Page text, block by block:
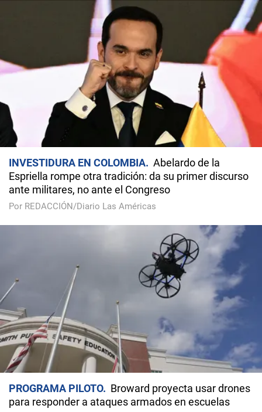
INVESTIDURA EN COLOMBIA
Abelardo de la
Espriella rompe otra tradición: da su primer discurso
ante militares, no ante el Congreso
Por REDACCIÓN/Diario Las Américas
PROGRAMA PILOTO
Broward proyecta usar drones
para responder a ataques armados en escuelas